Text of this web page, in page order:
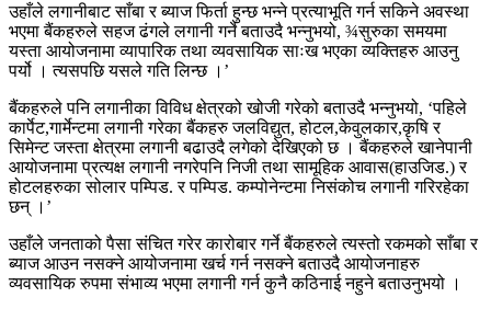
उहाँले लगानीबाट साँबा र ब्याज फिर्ता हुन्छ भन्ने प्रत्याभूति गर्न सकिने अवस्था
भएमा बैंकहरुले सहज ढंगले लगानी गर्ने बताउदै भन्नुभयो, ¾सुरुका समयमा
यस्ता आयोजनामा व्यापारिक तथा व्यवसायिक साःख भएका व्यक्तिहरु आउनु
पर्यो । त्यसपछि यसले गति लिन्छ ।’
बैंकहरुले पनि लगानीका विविध क्षेत्रको खोजी गरेको बताउदै भन्नुभयो, ‘पहिले
कार्पेट,गार्मेन्टमा लगानी गरेका बैंकहरु जलविद्युत, होटल,केवुलकार,कृषि र
सिमेन्ट जस्ता क्षेत्रमा लगानी बढाउदै लगेको देखिएको छ । बैंकहरुले खानेपानी
आयोजनामा प्रत्यक्ष लगानी नगरेपनि निजी तथा सामूहिक आवास(हाउजिड.) र
होटलहरुका सोलार पम्पिड. र पम्पिड. कम्पोनेन्टमा निसंकोच लगानी गरिरहेका
छन् ।’
उहाँले जनताको पैसा संचित गरेर कारोबार गर्ने बैंकहरुले त्यस्तो रकमको साँबा र
ब्याज आउन नसक्ने आयोजनामा खर्च गर्न नसक्ने बताउदै आयोजनाहरु
व्यवसायिक रुपमा संभाव्य भएमा लगानी गर्न कुनै कठिनाई नहुने बताउनुभयो ।